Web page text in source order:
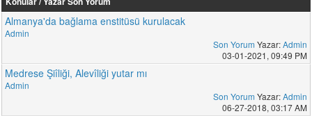
Almanya'da bağlama enstitüsü kurulacak
Admin
Son Yorum Yazar:Admin
03-01-2021, 09:49 PM
Medrese Şiîliği, Alevîliği yutar mı
Admin
Son Yorum Yazar:Admin
06-27-2018, 03:17 AM